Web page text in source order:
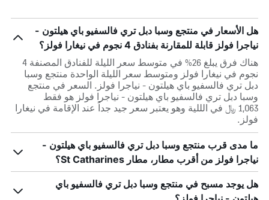
هل الأسعار في منتجع وسبا دبل تري فالسفيو باي هيلتون -
نياجرا فولز قابلة للمقارنة بفنادق 4 نجوم في نيغارا فولز؟
هناك فرق يبلغ 26% في متوسط ​​سعر الليلة للفنادق المصنفة 4
نجوم في نيغارا فولز ومتوسط ​​سعر الليلة الواحدة منتجع وسبا
دبل تري فالسفيو باي هيلتون - نياجرا فولز. السعر في منتجع
وسبا دبل تري فالسفيو باي هيلتون - نياجرا فولز هو فقط
1,063 ﷼ في الللية وهو يعتبر سعر جيد جداً عند الإقامة في نيغارا
فولز.
ما مدى قرب منتجع وسبا دبل تري فالسفيو باي هيلتون -
نياجرا فولز من أقرب مطار، مطار St Catharines؟
هل يوجد مسبح في منتجع وسبا دبل تري فالسفيو باي